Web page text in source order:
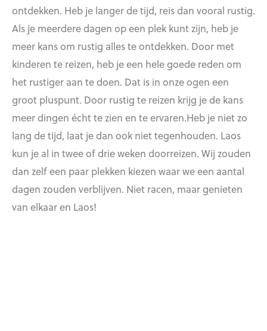
ontdekken. Heb je langer de tijd, reis dan vooral rustig.
Als je meerdere dagen op een plek kunt zijn, heb je
meer kans om rustig alles te ontdekken. Door met
kinderen te reizen, heb je een hele goede reden om
het rustiger aan te doen. Dat is in onze ogen een
groot pluspunt. Door rustig te reizen krijg je de kans
meer dingen écht te zien en te ervaren.Heb je niet zo
lang de tijd, laat je dan ook niet tegenhouden. Laos
kun je al in twee of drie weken doorreizen. Wij zouden
dan zelf een paar plekken kiezen waar we een aantal
dagen zouden verblijven. Niet racen, maar genieten
van elkaar en Laos!